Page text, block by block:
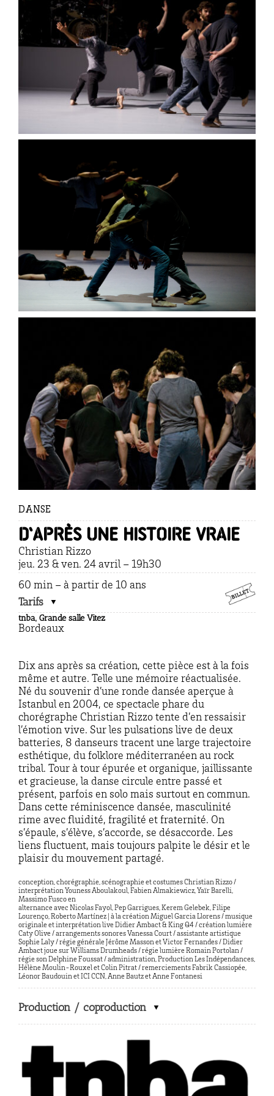
DANSE
D’APRÈS UNE HISTOIRE VRAIE
Christian Rizzo
jeu. 23 & ven. 24 avril – 19h30
60 min – à partir de 10 ans
Tarifs
tnba, Grande salle Vitez
Bordeaux
Dix ans après sa création, cette pièce est à la fois
même et autre. Telle une mémoire réactualisée.
Né du souvenir d’une ronde dansée aperçue à
Istanbul en 2004, ce spectacle phare du
chorégraphe Christian Rizzo tente d’en ressaisir
l’émotion vive. Sur les pulsations live de deux
batteries, 8 danseurs tracent une large trajectoire
esthétique, du folklore méditerranéen au rock
tribal. Tour à tour épurée et organique, jaillissante
et gracieuse, la danse circule entre passé et
présent, parfois en solo mais surtout en commun.
Dans cette réminiscence dansée, masculinité
rime avec fluidité, fragilité et fraternité. On
s’épaule, s’élève, s’accorde, se désaccorde. Les
liens fluctuent, mais toujours palpite le désir et le
plaisir du mouvement partagé.
conception, chorégraphie, scénographie et costumes Christian Rizzo /
interprétation Youness Aboulakoul, Fabien Almakiewicz, Yaïr Barelli,
Massimo Fusco en
alternance avec Nicolas Fayol, Pep Garrigues, Kerem Gelebek, Filipe
Lourenço, Roberto Martínez | à la création Miguel Garcia Llorens / musique
originale et interprétation live Didier Ambact & King Q4 / création lumière
Caty Olive / arrangements sonores Vanessa Court / assistante artistique
Sophie Laly / régie générale Jérôme Masson et Victor Fernandes / Didier
Ambact joue sur Williams Drumheads / régie lumière Romain Portolan /
régie son Delphine Foussat / administration, Production Les Indépendances,
Hélène Moulin-Rouxel et Colin Pitrat / remerciements Fabrik Cassiopée,
Léonor Baudouin et ICI CCN, Anne Bautz et Anne Fontanesi
Production / coproduction